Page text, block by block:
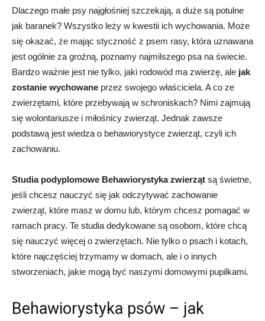
Dlaczego małe psy najgłośniej szczekają, a duże są potulne
jak baranek? Wszystko leży w kwestii ich wychowania. Może
się okazać, że mając styczność z psem rasy, która uznawana
jest ogólnie za groźną, poznamy najmilszego psa na świecie.
Bardzo ważnie jest nie tylko, jaki rodowód ma zwierzę, ale jak
zostanie wychowane przez swojego właściciela. A co ze
zwierzętami, które przebywają w schroniskach? Nimi zajmują
się wolontariusze i miłośnicy zwierząt. Jednak zawsze
podstawą jest wiedza o behawiorystyce zwierząt, czyli ich
zachowaniu.
Studia podyplomowe Behawiorystyka zwierząt są świetne,
jeśli chcesz nauczyć się jak odczytywać zachowanie
zwierząt, które masz w domu lub, którym chcesz pomagać w
ramach pracy. Te studia dedykowane są osobom, które chcą
się nauczyć więcej o zwierzętach. Nie tylko o psach i kotach,
które najczęściej trzymamy w domach, ale i o innych
stworzeniach, jakie mogą być naszymi domowymi pupilkami.
Behawiorystyka psów – jak